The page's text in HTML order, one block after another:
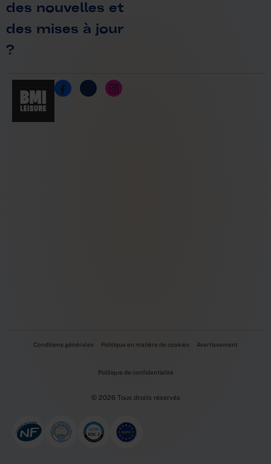
des nouvelles et
des mises à jour
?
© 2026 Tous droits réservés
Conditions générales Politique en matière de cookies Avertissement
Politique de confidentialité